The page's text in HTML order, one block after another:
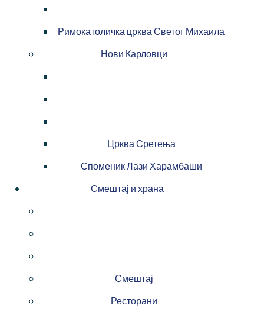
Римокатоличка црква Светог Михаила
Нови Карловци
Црква Сретења
Споменик Лази Харамбаши
Смештај и храна
Смештај
Ресторани